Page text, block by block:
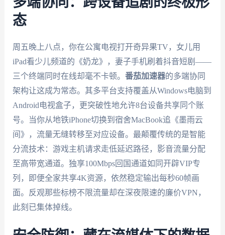
态
周五晚上八点，你在公寓电视打开奇异果TV，女儿用
iPad看少儿频道的《奶龙》，妻子手机刷着抖音短剧——
三个终端同时在线却毫不卡顿。 番茄加速器的多端协同
架构让这成为常态。其多平台支持覆盖从Windows电脑到
Android电视盒子，更突破性地允许8台设备共享同个账
号。当你从地铁iPhone切换到宿舍MacBook追《墨雨云
间》，流量无缝转移至对应设备。最颠覆传统的是智能
分流技术：游戏主机请求走低延迟路径，影音流量分配
至高带宽通道。独享100Mbps回国通道如同开辟VIP专
列，即便全家共享4K资源，依然稳定输出每秒60帧画
面。反观那些标榜不限流量却在深夜限速的廉价VPN，
此刻已集体掉线。